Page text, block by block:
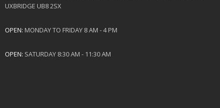
UXBRIDGE UB8 2SX
OPEN: MONDAY TO FRIDAY 8 AM - 4 PM
OPEN: SATURDAY 8:30 AM - 11:30 AM